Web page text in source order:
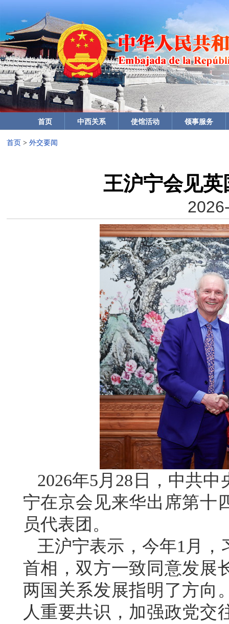
首页 中西关系 使馆活动 领事服务
首页 > 外交要闻
王沪宁会见
2026年5月28日，中共
宁在京会见来华出席第十
员代表团。
王沪宁表示，今年1月
首相，双方一致同意发展
两国关系发展指明了方向
人重要共识，加强政党交